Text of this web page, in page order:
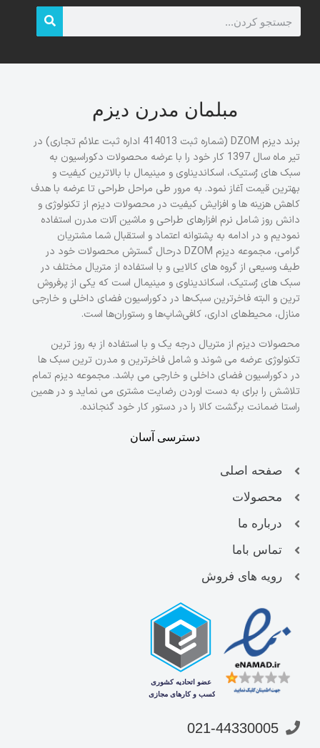
مبلمان مدرن دیزم
برند دیزم DZOM (شماره ثبت 414013 اداره ثبت علائم تجاری) در
تیر ماه سال 1397 کار خود را با عرضه محصولات دکوراسیون به
سبک های رُستیک، اسکاندیناوی و مینیمال با بالاترین کیفیت و
بهترین قیمت آغاز نمود. به مرور طی مراحل طراحی تا عرضه با هدف
کاهش هزینه ها و افزایش کیفیت در محصولات دیزم از تکنولوژی و
دانش روز شامل نرم افزارهای طراحی و ماشین آلات مدرن استفاده
نمودیم و در ادامه به پشتوانه اعتماد و استقبال شما مشتریان
گرامی، مجموعه دیزم DZOM درحال گسترش محصولات خود در
طیف وسیعی از گروه های کالایی و با استفاده از متریال مختلف در
سبک های رُستیک، اسکاندیناوی و مینیمال است که یکی از پرفروش
ترین و البته فاخرترین سبک‌ها در دکوراسیون فضای داخلی و خارجی
منازل، محیط‌های اداری، کافی‌شاپ‌ها و رستوران‌ها است.
محصولات دیزم از متریال درجه یک و با استفاده از به روز ترین
تکنولوژی عرضه می شوند و شامل فاخرترین و مدرن ترین سبک ها
در دکوراسیون فضای داخلی و خارجی می باشد. مجموعه دیزم تمام
تلاشش را برای به دست اوردن رضایت مشتری می نماید و در همین
راستا ضمانت برگشت کالا را در دستور کار خود گنجانده.
دسترسی آسان
صفحه اصلی
محصولات
درباره ما
تماس باما
رویه های فروش
021-44330005